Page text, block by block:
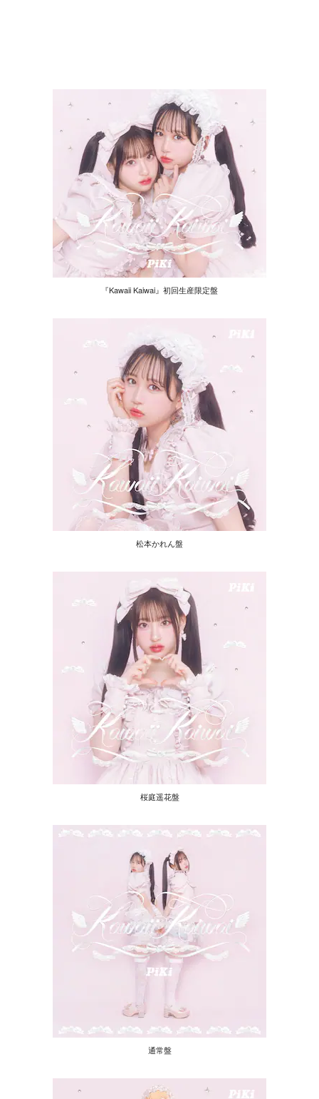
『Kawaii Kaiwai』初回生産限定盤
松本かれん盤
桜庭遥花盤
通常盤